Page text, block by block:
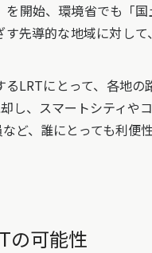
開始、環境省でも「
先導的な地域に対し
LRTにとって、各地
し、スマートシティ
ど、誰にとっても利
の可能性